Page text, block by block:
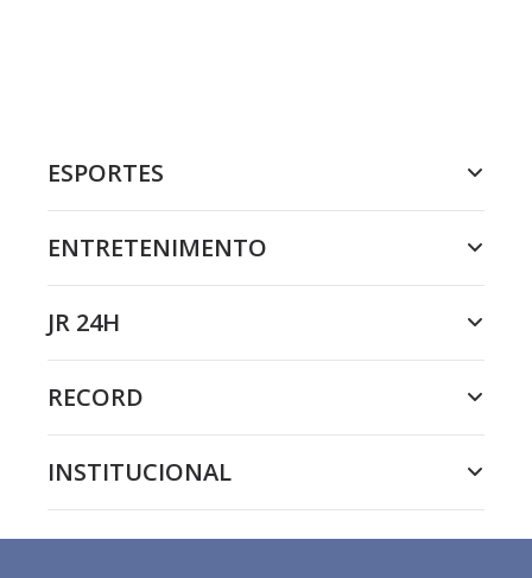
ESPORTES
ENTRETENIMENTO
JR 24H
RECORD
INSTITUCIONAL